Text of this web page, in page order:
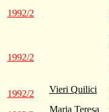
1992/2
1992/2
1992/2 Vieri Quilici
Maria Teresa